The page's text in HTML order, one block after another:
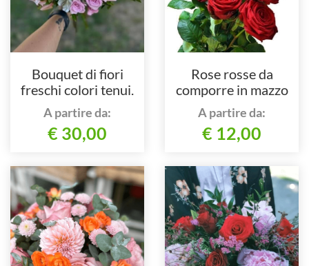
Bouquet di fiori
freschi colori tenui.
A partire da:
€ 30,00
Rose rosse da
comporre in mazzo
per numero di steli.
A partire da:
€ 12,00